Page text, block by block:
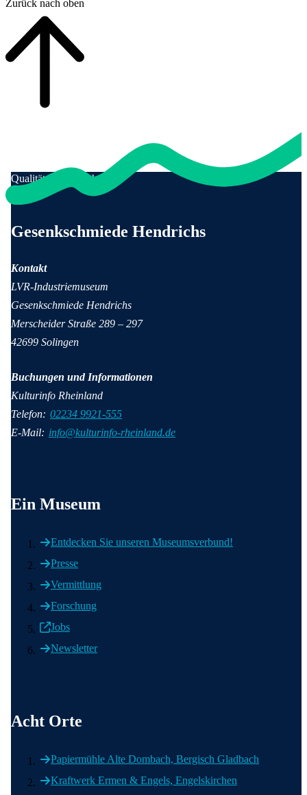
Zurück nach oben
Qualität für Menschen
Gesenkschmiede Hendrichs
Kontakt
LVR-Industriemuseum
Gesenkschmiede Hendrichs
Merscheider Straße 289 – 297
42699 Solingen
Buchungen und Informationen
Kulturinfo Rheinland
Telefon: 02234 9921-555
E-Mail: info@kulturinfo-rheinland.de
Ein Museum
Entdecken Sie unseren Museumsverbund!
Presse
Vermittlung
Forschung
Jobs
Newsletter
Acht Orte
Papiermühle Alte Dombach, Bergisch Gladbach
Kraftwerk Ermen & Engels, Engelskirchen